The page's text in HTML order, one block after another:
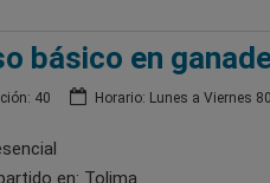
básico en
40 Horario: Lunes a Viernes
en: Tolima